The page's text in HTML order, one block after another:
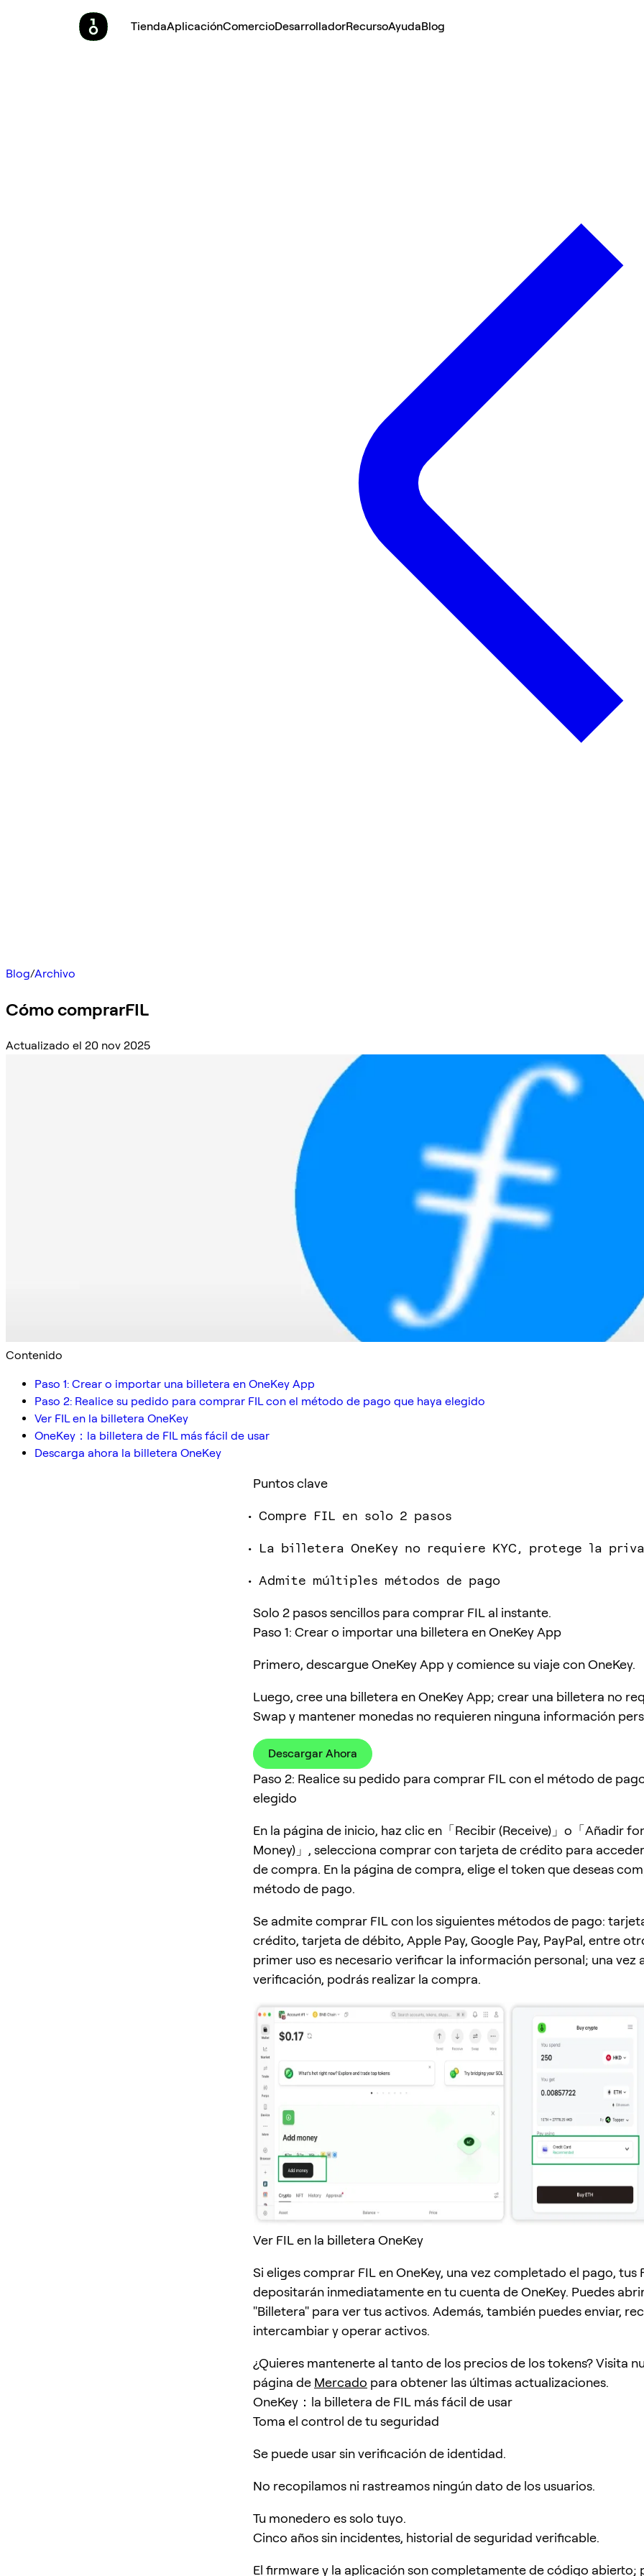
TiendaAplicaciónComercioDesarrolladorRecursoAyudaBlog
Blog/Archivo
Cómo comprarFIL
Actualizado el 20 nov 2025
Contenido
Paso 1: Crear o importar una billetera en OneKey App
Paso 2: Realice su pedido para comprar FIL con el método de pago que haya elegido
Ver FIL en la billetera OneKey
OneKey：la billetera de FIL más fácil de usar
Descarga ahora la billetera OneKey
Puntos clave
Compre FIL en solo 2 pasos
La billetera OneKey no requiere KYC, protege la
Admite múltiples métodos de pago
Solo 2 pasos sencillos para comprar FIL al instante.
Paso 1: Crear o importar una billetera en OneKey App
Primero, descargue OneKey App y comience su viaje con OneKey.
Luego, cree una billetera en OneKey App; crear una billetera no
Swap y mantener monedas no requieren ninguna información
Descargar Ahora
Paso 2: Realice su pedido para comprar FIL con el método de
elegido
En la página de inicio, haz clic en「Recibir (Receive)」o「Añadir
Money)」, selecciona comprar con tarjeta de crédito para
de compra. En la página de compra, elige el token que deseas
método de pago.
Se admite comprar FIL con los siguientes métodos de pago:
crédito, tarjeta de débito, Apple Pay, Google Pay, PayPal, entre
primer uso es necesario verificar la información personal; una vez
verificación, podrás realizar la compra.
Ver FIL en la billetera OneKey
Si eliges comprar FIL en OneKey, una vez completado el pago, tus
depositarán inmediatamente en tu cuenta de OneKey. Puedes
"Billetera" para ver tus activos. Además, también puedes enviar,
intercambiar y operar activos.
¿Quieres mantenerte al tanto de los precios de los tokens? Visita
página de Mercado para obtener las últimas actualizaciones.
OneKey：la billetera de FIL más fácil de usar
Toma el control de tu seguridad
Se puede usar sin verificación de identidad.
No recopilamos ni rastreamos ningún dato de los usuarios.
Tu monedero es solo tuyo.
Cinco años sin incidentes, historial de seguridad verificable.
El firmware y la aplicación son completamente de código abierto;